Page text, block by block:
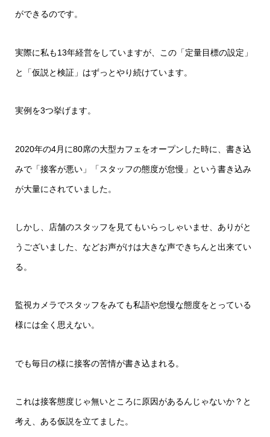
ができるのです。
実際に私も13年経営をしていますが、この「定量目標の設定」
と「仮説と検証」はずっとやり続けています。
実例を3つ挙げます。
2020年の4月に80席の大型カフェをオープンした時に、書き込
みで「接客が悪い」「スタッフの態度が怠慢」という書き込み
が大量にされていました。
しかし、店舗のスタッフを見てもいらっしゃいませ、ありがと
うございました、などお声がけは大きな声できちんと出来てい
る。
監視カメラでスタッフをみても私語や怠慢な態度をとっている
様には全く思えない。
でも毎日の様に接客の苦情が書き込まれる。
これは接客態度じゃ無いところに原因があるんじゃないか？と
考え、ある仮説を立てました。